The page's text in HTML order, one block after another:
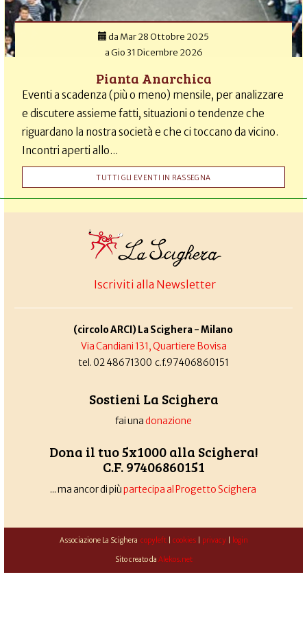
da Mar 28 Ottobre 2025
aGio 31 Dicembre 2026
Pianta Anarchica
Eventi a scadenza (più o meno) mensile, per analizzare
e discutere assieme fatti, situazioni o tendenze che
riguardano la nostra società e che ci toccano da vicino.
Incontri aperti allo...
TUTTI GLI EVENTI IN RASSEGNA
Iscriviti alla Newsletter
(circolo ARCI) La Scighera - Milano
Via Candiani 131, Quartiere Bovisa
tel. 02 48671300 c.f.97406860151
Sostieni La Scighera
fai unadonazione
Dona il tuo 5x1000 alla Scighera!
C.F. 97406860151
... ma ancor di piùpartecipa al Progetto Scighera
Associazione La Scighera copyleft| cookies| privacy| login
Sito creato da Alekos.net